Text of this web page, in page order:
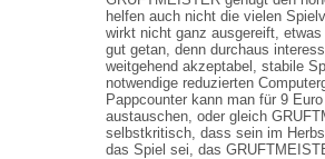
helfen auch nicht die vielen
wirkt nicht ganz ausgereift,
gut getan, denn durchaus
weitgehend akzeptabel, stabile
notwendige reduzierten
Pappcounter kann man für 9
austauschen, oder gleich
selbstkritisch, dass sein im
das Spiel sei, das